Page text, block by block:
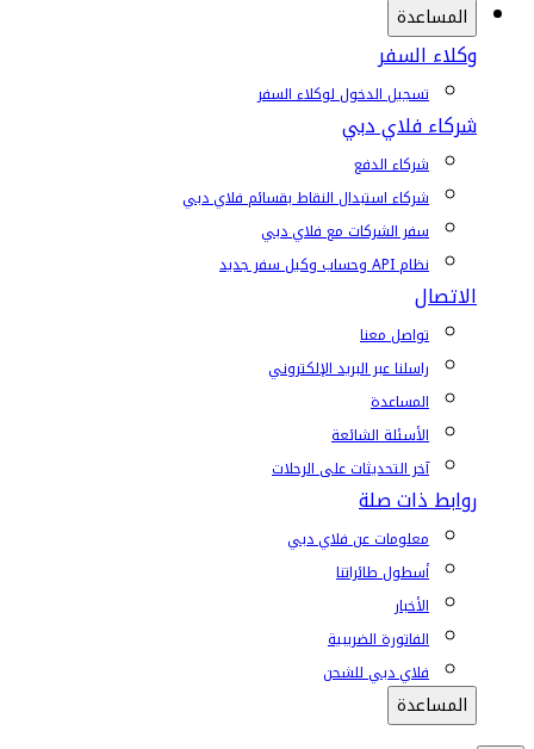
المساعدة
وكلاء السفر
تسجيل الدخول لوكلاء السفر
شركاء فلاي دبي
شركاء الدفع
شركاء استبدال النقاط بقسائم فلاي دبي
سفر الشركات مع فلاي دبي
نظام API وحساب وكيل سفر جديد
الاتصال
تواصل معنا
راسلنا عبر البريد الإلكتروني
المساعدة
الأسئلة الشائعة
آخر التحديثات على الرحلات
روابط ذات صلة
معلومات عن فلاي دبي
أسطول طائراتنا
الأخبار
الفاتورة الضريبية
فلاي دبي للشحن
المساعدة